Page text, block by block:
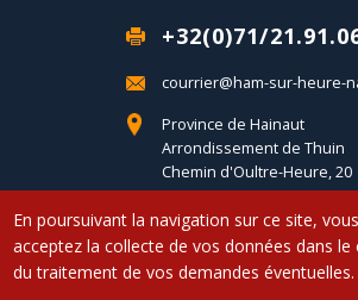
+32(0)71/
courrier@ham-sur-heure-
Province de Hainaut
Arrondissement de Thuin
Chemin d'Oultre-Heure, 20
B-6120 Ham-sur-Heure
Copyright © 2017 Commune d'Ham-sur-Heure-
LemonCom
En poursuivant la navigation sur ce site, vous
acceptez la collecte de vos données dans le
du traitement de vos demandes éventuelles.